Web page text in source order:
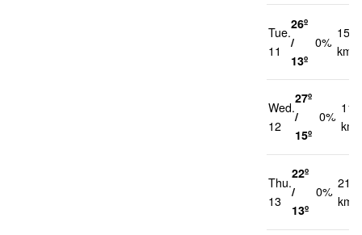
Tue.
11
26º
/
13º
0%
15
km/h
Wed.
12
27º
/
15º
0%
11
Thu.
13
22º
/
13º
0%
21
km/h